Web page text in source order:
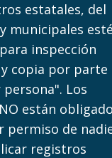
estatales, del
municipales
inspección
copia por parte
Los
están
permiso de
registros